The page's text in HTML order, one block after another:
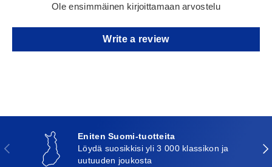
Ole ensimmäinen kirjoittamaan arvostelu
Write a review
Edellinen
Eniten Suomi-tuotteita
Löydä suosikkisi yli 3 000 klassikon ja
uutuuden joukosta